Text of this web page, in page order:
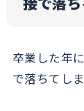
卒業した年
で落ちてしま